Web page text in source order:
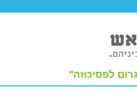
לפסיכוזה"